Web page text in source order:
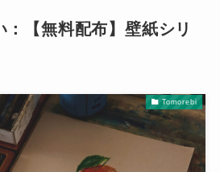
：【無料配布】壁紙シリ
Tomorebi